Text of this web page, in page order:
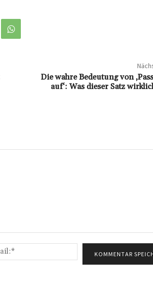
Die wahre Bedeutung von
auf‘: Was dieser Satz
Mail:*